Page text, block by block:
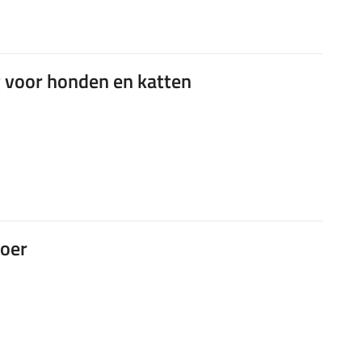
honden en katten